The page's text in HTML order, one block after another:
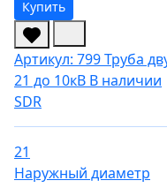
Купить
Артикул: 799Труба
21 до 10кВ В наличии
SDR
21
Наружный диаметр